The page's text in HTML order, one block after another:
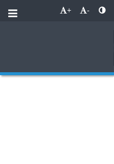
+ -